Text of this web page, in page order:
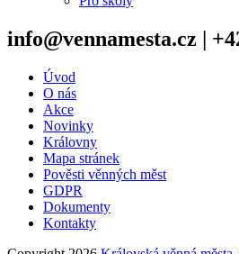
info@vennamesta.cz |
Úvod
O nás
Akce
Novinky
Královny
Mapa stránek
Pověsti věnných měst
GDPR
Dokumenty
Kontakty